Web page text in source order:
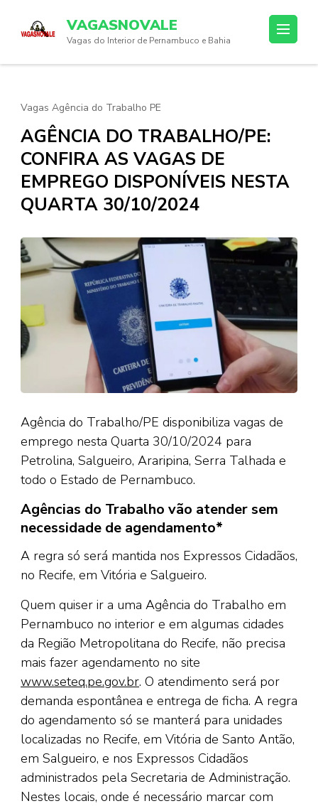
(Press
VAGASNOVALE
Vagas do Interior de Pernambuco e Bahia
Vagas Agência do Trabalho PE
AGÊNCIA DO TRABALHO/PE:
CONFIRA AS VAGAS DE
EMPREGO DISPONÍVEIS NESTA
QUARTA 30/10/2024
Agência do Trabalho/PE disponibiliza vagas de
emprego nesta Quarta 30/10/2024 para
Petrolina, Salgueiro, Araripina, Serra Talhada e
todo o Estado de Pernambuco.
Agências do Trabalho vão atender sem
necessidade de agendamento*
A regra só será mantida nos Expressos Cidadãos,
no Recife, em Vitória e Salgueiro.
Quem quiser ir a uma Agência do Trabalho em
Pernambuco no interior e em algumas cidades
da Região Metropolitana do Recife, não precisa
mais fazer agendamento no site
www.seteq.pe.gov.br. O atendimento será por
demanda espontânea e entrega de ficha. A regra
do agendamento só se manterá para unidades
localizadas no Recife, em Vitória de Santo Antão,
em Salgueiro, e nos Expressos Cidadãos
administrados pela Secretaria de Administração.
Nestes locais, onde é necessário marcar com